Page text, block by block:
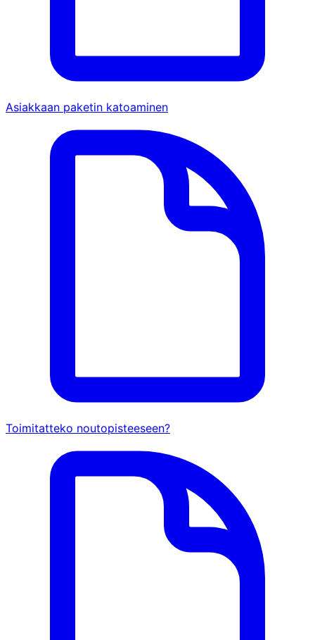
Asiakkaan paketin katoaminen
Toimitatteko noutopisteeseen?